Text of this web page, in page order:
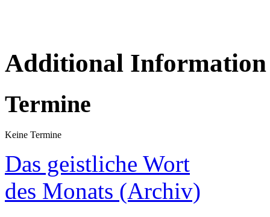
Additional Information
Termine
Keine Termine
Das geistliche Wort
des Monats (Archiv)